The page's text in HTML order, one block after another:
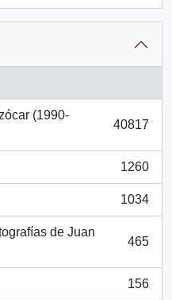
(1990-
40817
1260
1034
de Juan
465
156